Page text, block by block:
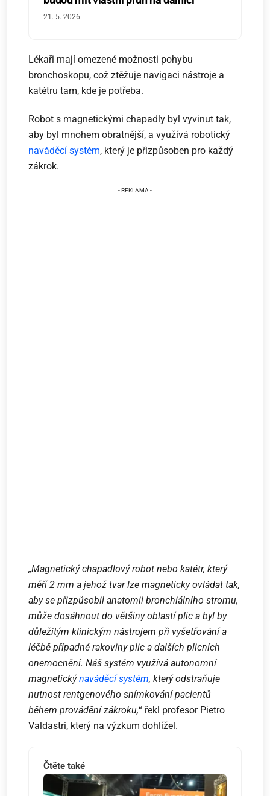
21. 5. 2026
Lékaři mají omezené možnosti pohybu
bronchoskopu, což ztěžuje navigaci nástroje a
katétru tam, kde je potřeba.
Robot s magnetickými chapadly byl vyvinut tak,
aby byl mnohem obratnější, a využívá robotický
naváděcí systém, který je přizpůsoben pro každý
zákrok.
„Magnetický chapadlový robot nebo katétr, který
měří 2 mm a jehož tvar lze magneticky ovládat tak,
aby se přizpůsobil anatomii bronchiálního stromu,
může dosáhnout do většiny oblastí plic a byl by
důležitým klinickým nástrojem při vyšetřování a
léčbě případné rakoviny plic a dalších plicních
onemocnění. Náš systém využívá autonomní
magnetickýnaváděcí systém, který odstraňuje
nutnost rentgenového snímkování pacientů
během provádění zákroku,“ řekl profesor Pietro
Valdastri, který na výzkum dohlížel.
Čtěte také